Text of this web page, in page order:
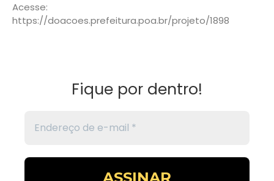
Acesse:
https://doacoes.prefeitura.poa.br/projeto/1898
Fique por dentro!